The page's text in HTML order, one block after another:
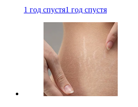
1 год спустя1 год спустя